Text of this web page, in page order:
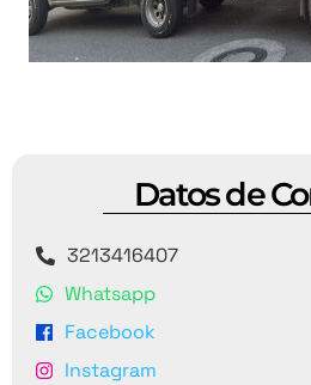
Datos de
3213416407
Whatsapp
Facebook
Instagram